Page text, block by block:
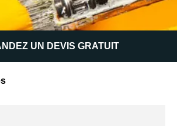
UN DEVIS GRATUIT